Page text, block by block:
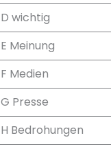
D wichtig
E Meinung
F Medien
G Presse
H Bedrohungen